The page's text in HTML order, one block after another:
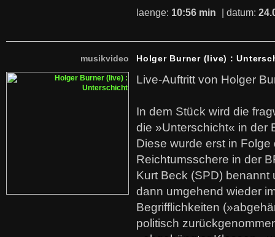
laenge: 10:56 min | datum:
musikvideo Holger Burner (live) :
Live-Auftritt von Holger
In dem Stück wird die
die »Unterschicht« in der
Diese wurde erst in
Reichtumsschere in der
Kurt Beck (SPD)
dann umgehend wieder
Begrifflichkeiten
politisch